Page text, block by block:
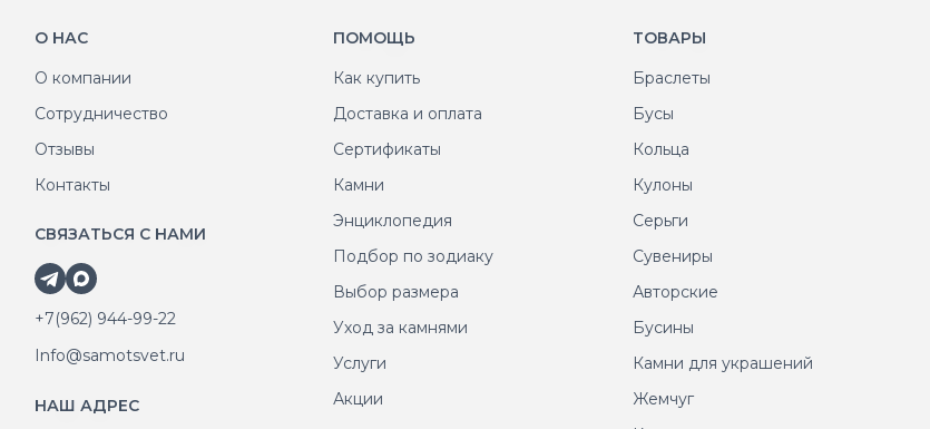
О НАС
О компании
Сотрудничество
Отзывы
Контакты
СВЯЗАТЬСЯ С НАМИ
+7(962) 944-99-22
Info@samotsvet.ru
НАШ АДРЕС
ПОМОЩЬ
Как купить
Доставка и оплата
Сертификаты
Камни
Энциклопедия
Подбор по зодиаку
Выбор размера
Уход за камнями
Услуги
Акции
ТОВАРЫ
Браслеты
Бусы
Кольца
Кулоны
Серьги
Сувениры
Авторские
Бусины
Камни для украшений
Жемчуг